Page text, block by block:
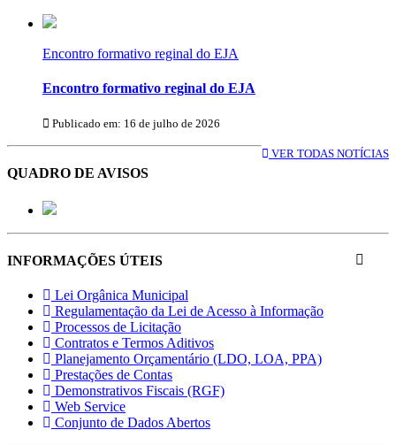
Encontro formativo reginal do EJA
Encontro formativo reginal do EJA
Publicado em: 16 de julho de 2026
VER TODAS NOTÍCIAS
QUADRO DE AVISOS
INFORMAÇÕES ÚTEIS
Lei Orgânica Municipal
Regulamentação da Lei de Acesso à Informação
Processos de Licitação
Contratos e Termos Aditivos
Planejamento Orçamentário (LDO, LOA, PPA)
Prestações de Contas
Demonstrativos Fiscais (RGF)
Web Service
Conjunto de Dados Abertos